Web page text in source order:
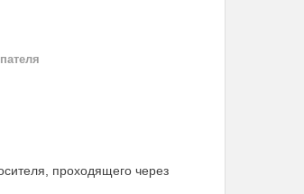
проходящего через